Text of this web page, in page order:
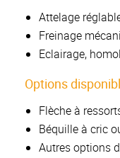
Attelage
Freinage
Eclairage,
Options
Flèche à
Béquille à cric
Autres options